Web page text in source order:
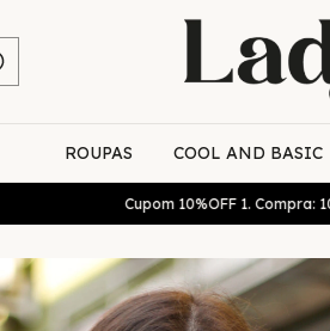
ROUPAS COOL AND BASIC
Cupom 10%OFF 1. Compra: 10DESCOFF